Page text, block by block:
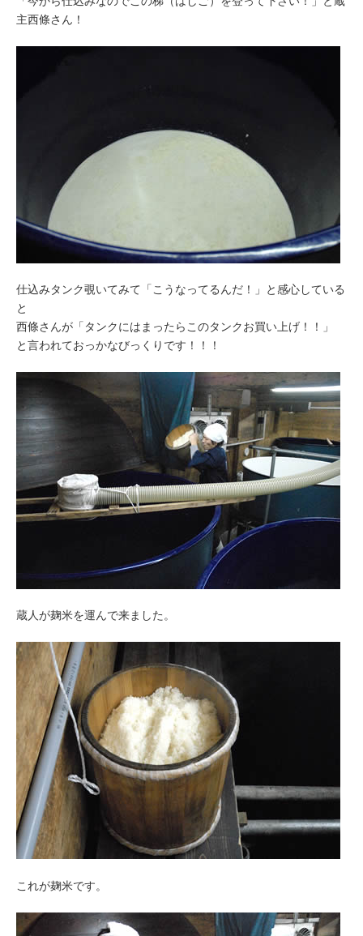
主西條さん！
仕込みタンク覗いてみて「こうなってるんだ！」と感心している
と
西條さんが「タンクにはまったらこのタンクお買い上げ！！」
と言われておっかなびっくりです！！！
蔵人が麹米を運んで来ました。
これが麹米です。